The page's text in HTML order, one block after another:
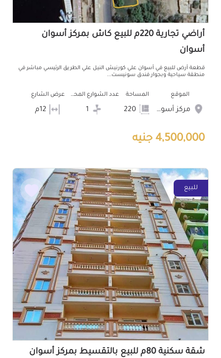
أراضي تجارية 220م للبيع كاش بمركز أسوان
أسوان
قطعة أرض للبيع في أسوان علي كورنيش النيل علي الطريق الرئيسي مباشر في
منطقة سياحية وبجوار فندق سونيست...
الموقع
مركز أسوان
المساحة عدد الشوارع المحيطه عرض الشارع
4,500,000 جنيه
للبيع
شقة سكنية 80م للبيع بالتقسيط بمركز أسوان